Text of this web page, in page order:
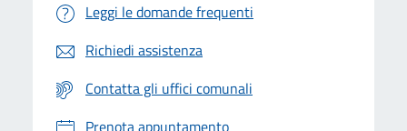
Leggi le domande frequenti
Richiedi assistenza
Contatta gli uffici comunali
Prenota appuntamento